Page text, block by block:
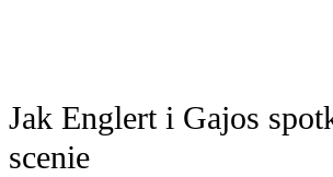
Jak Englert i Gajos
scenie